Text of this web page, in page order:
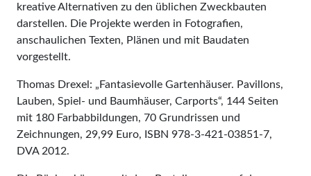
kreative Alternativen zu den üblichen Zweckbauten
darstellen. Die Projekte werden in Fotografien,
anschaulichen Texten, Plänen und mit Baudaten
vorgestellt.
Thomas Drexel: „Fantasievolle Gartenhäuser. Pavillons,
Lauben, Spiel- und Baumhäuser, Carports“, 144 Seiten
mit 180 Farbabbildungen, 70 Grundrissen und
Zeichnungen, 29,99 Euro, ISBN 978-3-421-03851-7,
DVA 2012.